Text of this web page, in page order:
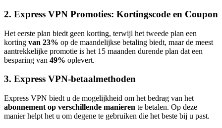
2. Express VPN Promoties: Kortingscode en Coupon
Het eerste plan biedt geen korting, terwijl het tweede plan een
korting van 23% op de maandelijkse betaling biedt, maar de meest
aantrekkelijke promotie is het 15 maanden durende plan dat een
besparing van 49% oplevert.
3. Express VPN-betaalmethoden
Express VPN biedt u de mogelijkheid om het bedrag van het
abonnement op verschillende manieren te betalen. Op deze
manier helpt het u om degene te gebruiken die het beste bij u past.